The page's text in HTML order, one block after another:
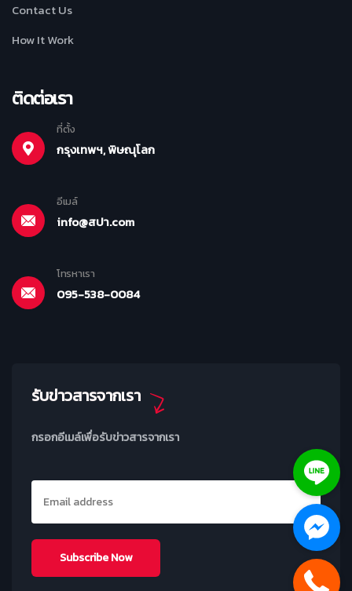
Contact Us
How It Work
ติดต่อเรา
ที่ตั้ง
กรุงเทพฯ, พิษณุโลก
อีเมล์
info@สปา.com
โทรหาเรา
095-538-0084
รับข่าวสารจากเรา
กรอกอีเมล์เพื่อรับข่าวสารจากเรา